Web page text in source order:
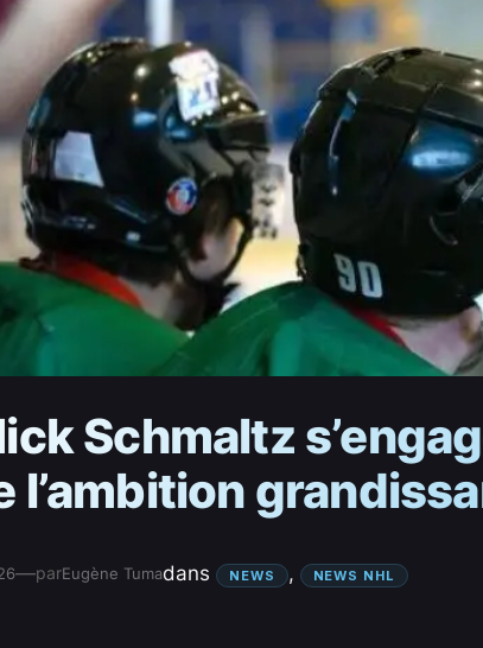
Schmaltz
l’ambition
—parEugène Tumadans NEWS , NEWS NHL